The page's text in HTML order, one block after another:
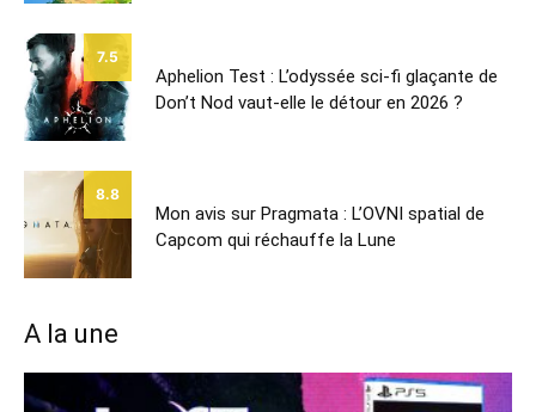
7.5
Aphelion Test : L’odyssée sci-fi glaçante de
Don’t Nod vaut-elle le détour en 2026 ?
8.8
Mon avis sur Pragmata : L’OVNI spatial de
Capcom qui réchauffe la Lune
A la une